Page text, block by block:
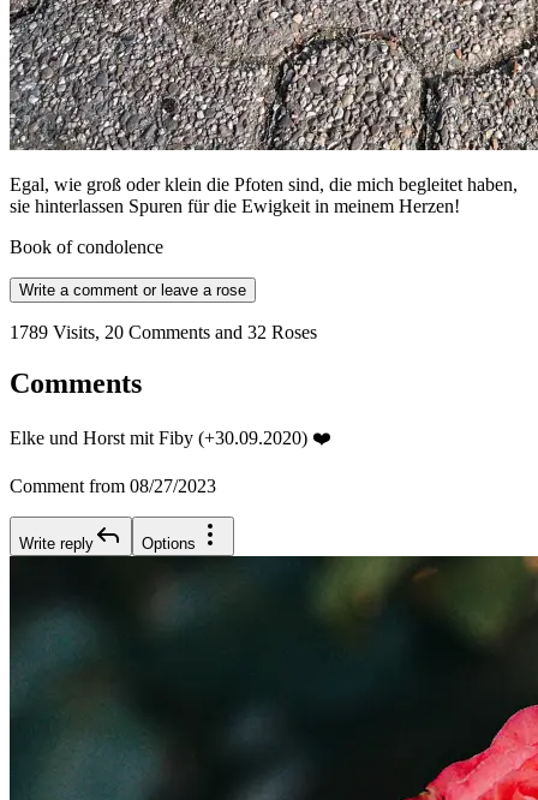
Egal, wie groß oder klein die Pfoten sind, die mich begleitet haben,
sie hinterlassen Spuren für die Ewigkeit in meinem Herzen!
Book of condolence
Write a comment or leave a rose
1789 Visits, 20 Comments and 32 Roses
Comments
Elke und Horst mit Fiby (+30.09.2020) ❤️
Comment from 08/27/2023
Write reply Options